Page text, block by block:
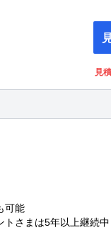
見
可能
トさまは5年以上継続中